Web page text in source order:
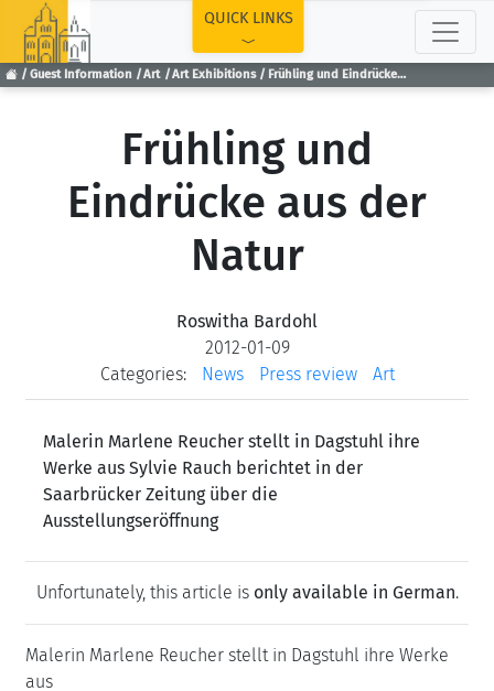
Guest Information Art Art Exhibitions Frühling und Eindrücke aus der Natur
QUICK LINKS
Frühling und
Eindrücke aus der
Natur
Roswitha Bardohl
2012-01-09
Categories:
News Press review Art
Malerin Marlene Reucher stellt in Dagstuhl ihre
Werke aus Sylvie Rauch berichtet in der
Saarbrücker Zeitung über die
Ausstellungseröffnung
Unfortunately, this article is only available in German.
Malerin Marlene Reucher stellt in Dagstuhl ihre Werke
aus